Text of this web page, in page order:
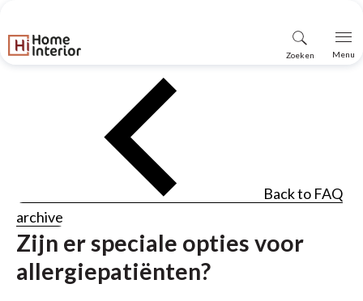
Zoeken Menu
Back to FAQ
archive
Zijn er speciale opties voor
allergiepatiënten?